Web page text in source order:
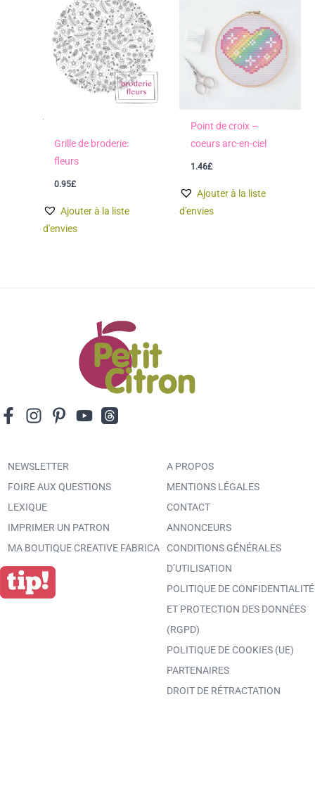
Grille de broderie:
fleurs
0.95£
Ajouter à la liste
d'envies
Point de croix –
coeurs arc-en-ciel
1.46£
Ajouter à la liste
d'envies
NEWSLETTER
FOIRE AUX QUESTIONS
LEXIQUE
IMPRIMER UN PATRON
MA BOUTIQUE CREATIVE FABRICA
A PROPOS
MENTIONS LÉGALES
CONTACT
ANNONCEURS
CONDITIONS GÉNÉRALES
D’UTILISATION
POLITIQUE DE CONFIDENTIALITÉ
ET PROTECTION DES DONNÉES
(RGPD)
POLITIQUE DE COOKIES (UE)
PARTENAIRES
DROIT DE RÉTRACTATION